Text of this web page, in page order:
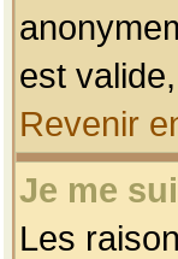
est
Revenir
Je me
Les